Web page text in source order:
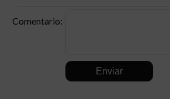
Comentario: